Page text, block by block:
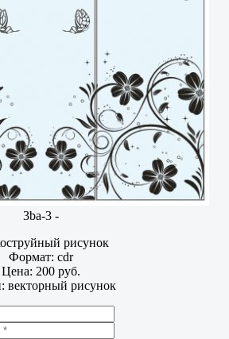
3ba-3 -
рисунок
Формат: cdr
Цена: 200 руб.
векторный рисунок